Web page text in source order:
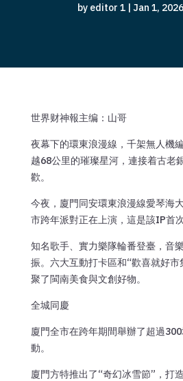
by editor 1| Jan 1, 2026
世界财神報主编：山哥
夜幕下的環東浪漫線，千架無人機
越68公里的璀璨星河，連接着古老
歡。
今夜，廈門同安環東浪漫線愛琴海
市跨年派對正在上演，這是該IP首
知名歌手、實力樂隊輪番登臺，音
振。六大互動打卡區和“歡喜就好
聚了閩南美食與文創好物。
全城同慶
廈門全市在跨年期間舉辦了超過
動。
廈門方特推出了“奇幻冰雪節”，打